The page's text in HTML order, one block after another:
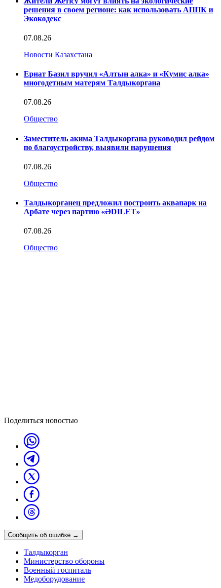
решения в своем регионе: как использовать АППК и
Экокодекс
07.08.26
Новости Казахстана
Ернат Базил вручил «Алтын алка» и «Кумис алка»
многодетным матерям Талдыкоргана
07.08.26
Общество
Заместитель акима Талдыкоргана руководил рейдом
по благоустройству, выявили нарушения
07.08.26
Общество
Талдыкорганец предложил построить аквапарк на
Арбате через партию «ӘDILET»
07.08.26
Общество
Поделиться новостью
Сообщить об ошибке →
Талдыкорган
Министерство обороны
Военный госпиталь
Медоборудование